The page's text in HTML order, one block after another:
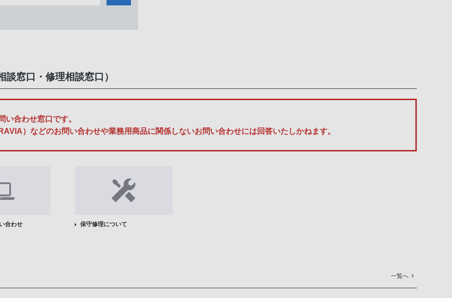
窓口・修理相談窓口）
い合わせ窓口です。
）などのお問い合わせや業務用商品に関係しないお問い合わせには回答いたしかねます。
合わせ 保守修理について
一覧へ